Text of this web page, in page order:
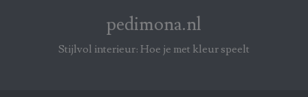
pedimona.nl
Stijlvol interieur: Hoe je met kleur speelt